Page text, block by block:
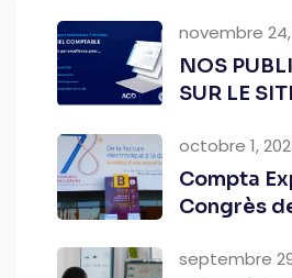
novembre 24,
NOS
SUR LE
octobre 1,
Compta
Congrès
2023
septembre